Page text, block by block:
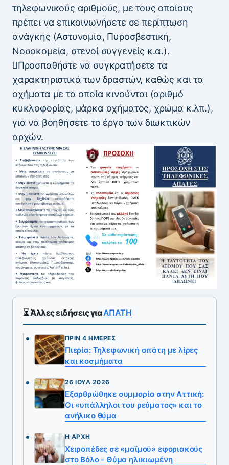
τηλεφωνικούς αριθμούς, με τους οποίους
πρέπει να επικοινωνήσετε σε περίπτωση
ανάγκης (Αστυνομία, Πυροσβεστική,
Νοσοκομεία, στενοί συγγενείς κ.α.).
Προσπαθήστε να συγκρατήσετε τα
χαρακτηριστικά των δραστών, καθώς και τα
οχήματα με τα οποία κινούνται (αριθμό
κυκλοφορίας, μάρκα οχήματος, χρώμα κ.λπ.),
για να βοηθήσετε το έργο των διωκτικών
αρχών.
⏳ Άλλες ειδήσεις γιαΑΠΑΤΗ
ΠΡΙΝ 4 ΗΜΈΡΕΣ
Πιερία: Τηλεφωνική απάτη με λίρες
και κοσμήματα
26 ΙΟΎΛ 2026
Εξαρθρώθηκε συμμορία στην Αττική:
Οι «υπάλληλοι του ρεύματος» και το
ανήλικο θύμα
Η ΑΡΧΉ
Χειροπέδες σε «μαϊμού» εφοριακούς
στο Βόλο - Θύμα ηλικιωμένη